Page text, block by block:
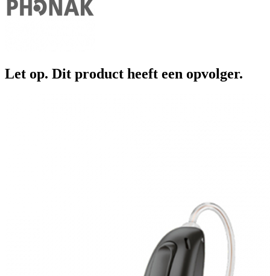
Let op. Dit product heeft een opvolger.